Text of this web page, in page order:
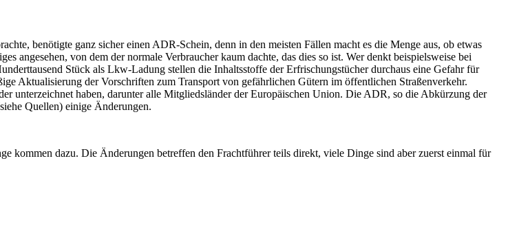
benötigte ganz sicher einen ADR-Schein, denn in den meisten Fällen macht es die Menge aus, ob etwas
von dem der normale Verbraucher kaum dachte, das dies so ist. Wer denkt beispielsweise bei
Stück als Lkw-Ladung stellen die Inhaltsstoffe der Erfrischungstücher durchaus eine Gefahr für
Aktualisierung der Vorschriften zum Transport von gefährlichen Gütern im öffentlichen Straßenverkehr.
unterzeichnet haben, darunter alle Mitgliedsländer der Europäischen Union. Die ADR, so die Abkürzung der
Quellen) einige Änderungen.
kommen dazu. Die Änderungen betreffen den Frachtführer teils direkt, viele Dinge sind aber zuerst einmal für